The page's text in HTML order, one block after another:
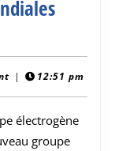
| 12:51 pm
électrogène
groupe